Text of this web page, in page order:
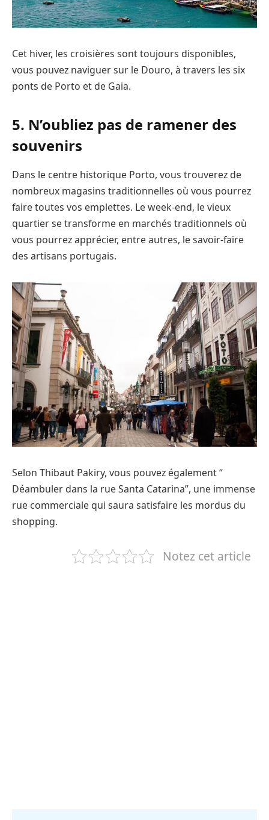
Cet hiver, les croisières sont toujours disponibles,
vous pouvez naviguer sur le Douro, à travers les six
ponts de Porto et de Gaia.
5. N’oubliez pas de ramener des
souvenirs
Dans le centre historique Porto, vous trouverez de
nombreux magasins traditionnelles où vous pourrez
faire toutes vos emplettes. Le week-end, le vieux
quartier se transforme en marchés traditionnels où
vous pourrez apprécier, entre autres, le savoir-faire
des artisans portugais.
Selon Thibaut Pakiry, vous pouvez également “
Déambuler dans la rue Santa Catarina”, une immense
rue commerciale qui saura satisfaire les mordus du
shopping.
Notez cet article